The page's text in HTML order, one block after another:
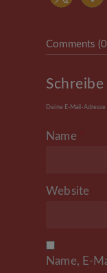
Comments
Deine E-Mail-
Name
Website
Name, E-